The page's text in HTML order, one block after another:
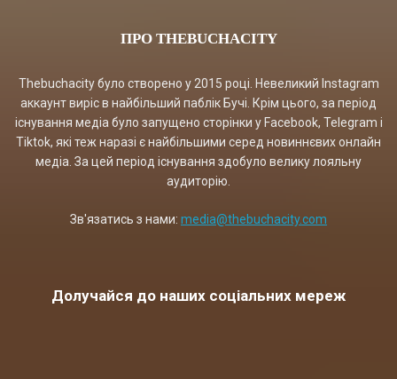
ПРО THEBUCHACITY
Thebuchacity було створено у 2015 році. Невеликий Instagram
аккаунт виріс в найбільший паблік Бучі. Крім цього, за період
існування медіа було запущено сторінки у Facebook, Telegram і
Tiktok, які теж наразі є найбільшими серед новиннєвих онлайн
медіа. За цей період існування здобуло велику лояльну
аудиторію.
Зв'язатись з нами: media@thebuchacity.com
Долучайся до наших соціальних мереж